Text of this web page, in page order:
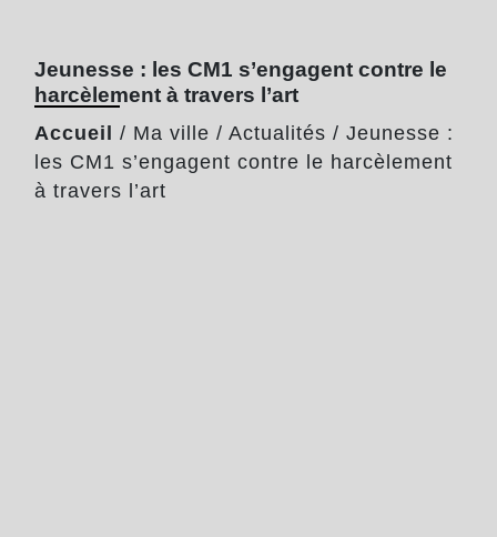
Jeunesse : les CM1 s’engagent contre le
harcèlement à travers l’art
Accueil / Ma ville / Actualités / Jeunesse :
les CM1 s’engagent contre le harcèlement
à travers l’art